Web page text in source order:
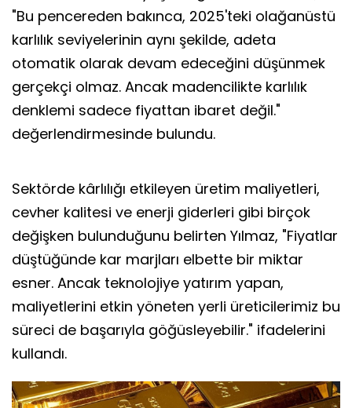
"Bu pencereden bakınca, 2025'teki olağanüstü
karlılık seviyelerinin aynı şekilde, adeta
otomatik olarak devam edeceğini düşünmek
gerçekçi olmaz. Ancak madencilikte karlılık
denklemi sadece fiyattan ibaret değil."
değerlendirmesinde bulundu.
Sektörde kârlılığı etkileyen üretim maliyetleri,
cevher kalitesi ve enerji giderleri gibi birçok
değişken bulunduğunu belirten Yılmaz, "Fiyatlar
düştüğünde kar marjları elbette bir miktar
esner. Ancak teknolojiye yatırım yapan,
maliyetlerini etkin yöneten yerli üreticilerimiz bu
süreci de başarıyla göğüsleyebilir." ifadelerini
kullandı.